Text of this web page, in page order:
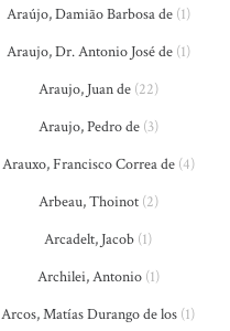
Araújo, Damião Barbosa de(1)
Araujo, Dr. Antonio José de(1)
Araujo, Juan de(22)
Araujo, Pedro de(3)
Arauxo, Francisco Correa de(4)
Arbeau, Thoinot(2)
Arcadelt, Jacob (1)
Archilei, Antonio(1)
Arcos, Matías Durango de los (1)